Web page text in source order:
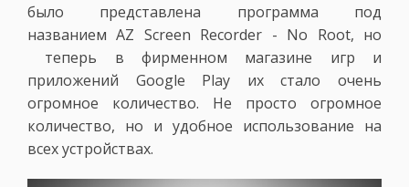
было представлена программа под
названием AZ Screen Recorder - No Root, но
теперь в фирменном магазине игр и
приложений Google Play их стало очень
огромное количество. Не просто огромное
количество, но и удобное использование на
всех устройствах.